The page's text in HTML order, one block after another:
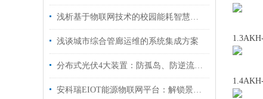
浅析基于物联网技术的校园能耗智慧监控平台的设计及应用
浅谈城市综合管廊运维的系统集成方案
分布式光伏4大装置：防孤岛、防逆流、电能质量监测、箱变测控作用说明
安科瑞EIOT能源物联网平台：解锁景区智能管理新境界